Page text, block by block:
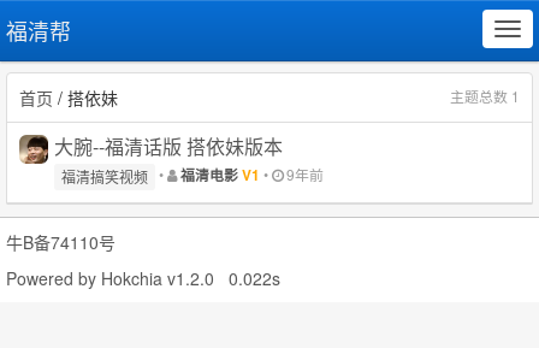
福清帮
主题总数 1
首页 / 搭依妹
大腕--福清话版 搭依妹版本
福清搞笑视频 • 福清电影V1 • 9年前
牛B备74110号
Powered by Hokchia v1.2.0 0.022s